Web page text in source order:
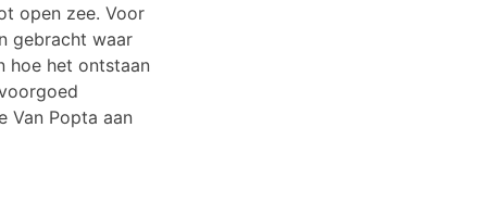
open zee. Voor
gebracht waar
hoe het ontstaan
Van Popta aan